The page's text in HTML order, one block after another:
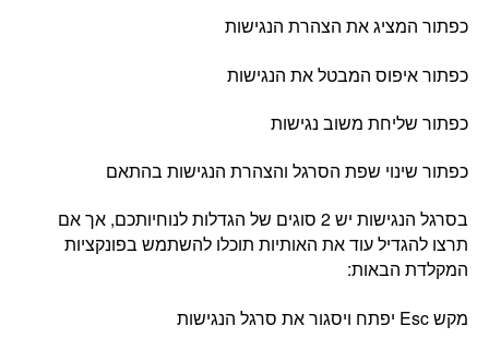
כפתור המציג את הצהרת הנגישות
כפתור איפוס המבטל את הנגישות
כפתור שליחת משוב נגישות
כפתור שינוי שפת הסרגל והצהרת הנגישות בהתאם
בסרגל הנגישות יש 2 סוגים של הגדלות לנוחיותכם, אך אם
תרצו להגדיל עוד את האותיות תוכלו להשתמש בפונקציות
המקלדת הבאות:
מקשEsc יפתח ויסגור את סרגל הנגישות